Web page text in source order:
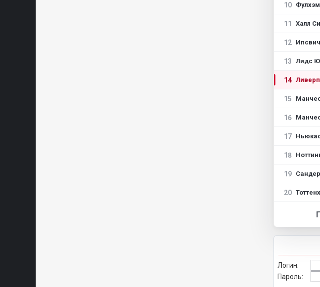
10 Фулхэм
11 Халл
12
13 Лидс
14
15
16
17
18
19
20
Логин:
Пароль: